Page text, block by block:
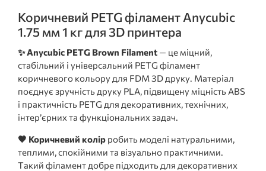
Коричневий PETG філамент Anycubic
1.75 мм 1 кг для 3D принтера
✨ Anycubic PETG Brown Filament — це міцний,
стабільний і універсальний PETG філамент
коричневого кольору для FDM 3D друку. Матеріал
поєднує зручність друку PLA, підвищену міцність ABS
і практичність PETG для декоративних, технічних,
інтер’єрних та функціональних задач.
🤎 Коричневий колір робить моделі натуральними,
теплими, спокійними та візуально практичними.
Такий філамент добре підходить для декоративних